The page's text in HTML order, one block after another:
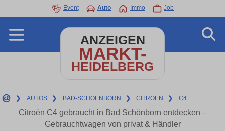
Event Auto Immo Job
ANZEIGEN
MARKT-
HEIDELBERG
❯ AUTOS ❯ BAD-SCHOENBORN ❯ CITROEN ❯ C4
Citroën C4 gebraucht in Bad Schönborn entdecken –
Gebrauchtwagen von privat & Händler